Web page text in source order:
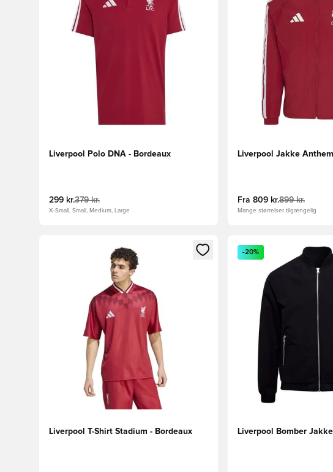
Liverpool Polo DNA - Bordeaux
299 kr.379 kr.
X-Small, Small, Medium, Large
Liverpool Jakke
Fra 809 kr.899 kr.
Mange størrelser tilgængelig
Åbner en Modal til at logge ind eller tilmelde dig som medlem
Liverpool T-Shirt Stadium - Bordeaux
Åbner en Modal til at
-20%
Liverpool Bomber